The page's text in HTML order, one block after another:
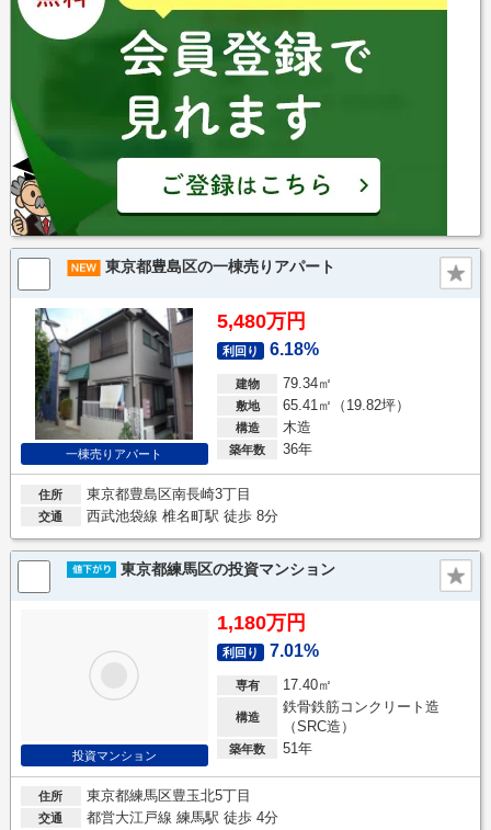
東京都豊島区の一棟売りアパート
一棟売りアパート
5,480万円
利回り 6.18%
建物 79.34㎡
敷地 65.41㎡（19.82坪）
構造 木造
築年数 36年
住所 東京都豊島区南長崎3丁目
交通 西武池袋線 椎名町駅 徒歩 8分
東京都練馬区の投資マンション
投資マンション
1,180万円
利回り 7.01%
専有 17.40㎡
構造
鉄骨鉄筋コンクリート造
（SRC造）
築年数 51年
住所 東京都練馬区豊玉北5丁目
交通 都営大江戸線 練馬駅 徒歩 4分